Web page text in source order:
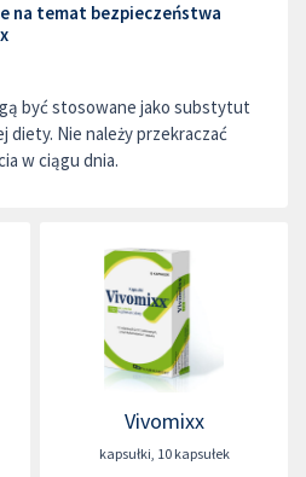
na temat bezpieczeństwa
być stosowane jako substytut
diety. Nie należy przekraczać
w ciągu dnia.
Vivomixx
kapsułki, 10 kapsułek